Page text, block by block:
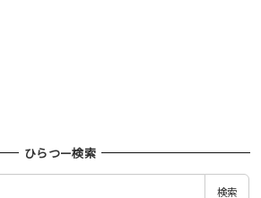
ひらつー検索
検索